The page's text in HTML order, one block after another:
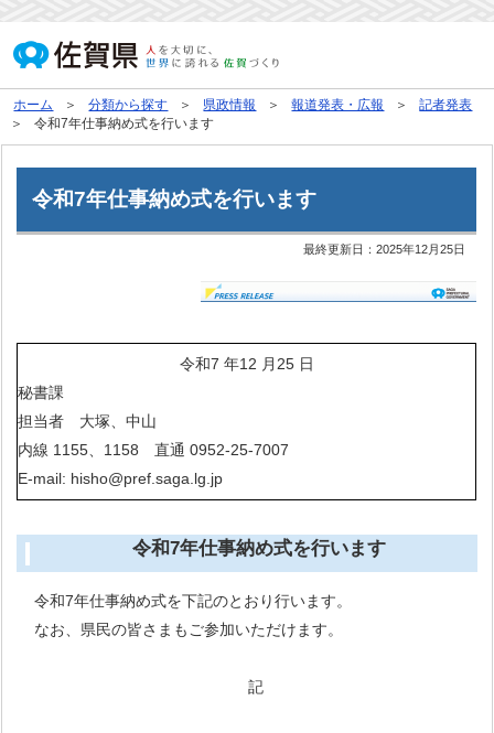
ホーム 分類から探す 県政情報 報道発表・広報
記者発表
令和7年仕事納め式を行います
令和7年仕事納め式を行います
最終更新日：2025年12月25日
令和7 年12 月25 日
秘書課
担当者 大塚、中山
内線 1155、1158 直通 0952-25-7007
E-mail: hisho@pref.saga.lg.jp
令和7年仕事納め式を行います
令和7年仕事納め式を下記のとおり行います。
なお、県民の皆さまもご参加いただけます。
記